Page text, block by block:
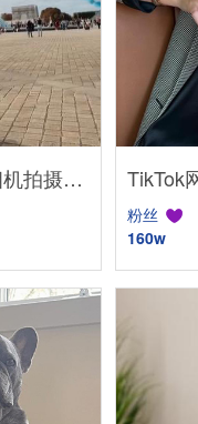
TikTok网红推荐：法国相机拍摄类头部博主
粉丝
160w